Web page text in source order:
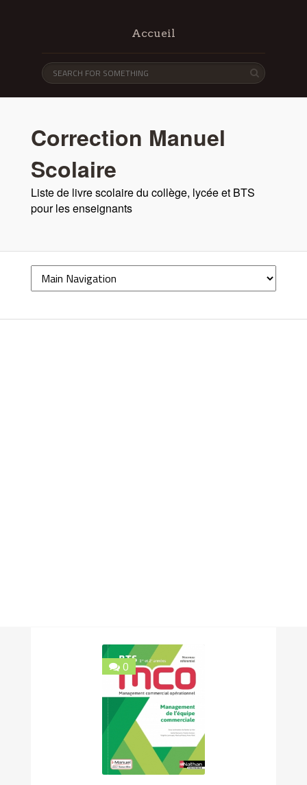
Accueil
Correction Manuel
Scolaire
Liste de livre scolaire du collège, lycée et BTS
pour les enseignants
0